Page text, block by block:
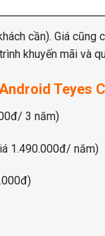
cần). Giá
khuyến mãi và
Teyes
3 năm)
1.490.000đ/ năm)